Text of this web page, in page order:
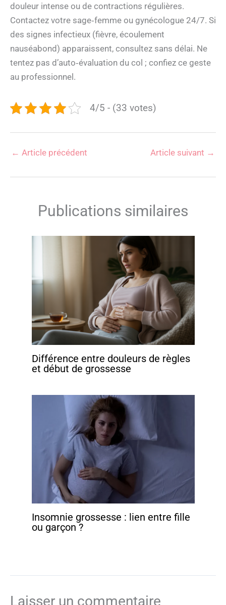
douleur intense ou de contractions régulières.
Contactez votre sage‑femme ou gynécologue 24/7. Si
des signes infectieux (fièvre, écoulement
nauséabond) apparaissent, consultez sans délai. Ne
tentez pas d’auto‑évaluation du col ; confiez ce geste
au professionnel.
4/5 - (33 votes)
← Article précédent Article suivant →
Publications similaires
Différence entre douleurs de règles
et début de grossesse
Insomnie grossesse : lien entre fille
ou garçon ?
Laisser un commentaire